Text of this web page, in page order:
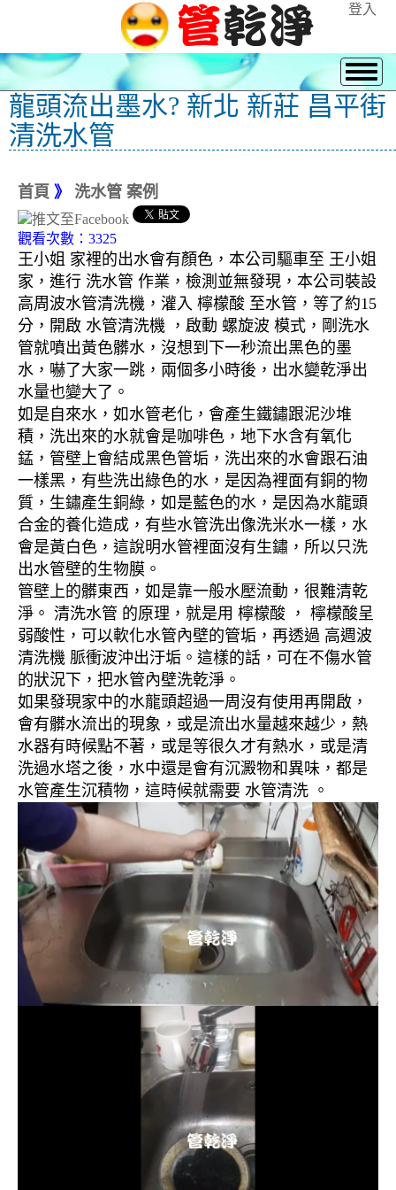
登入
龍頭流出墨水? 新北 新莊 昌平街
清洗水管
首頁 》 洗水管 案例
觀看次數：3325
王小姐 家裡的出水會有顏色，本公司驅車至 王小姐
家，進行 洗水管 作業，檢測並無發現，本公司裝設
高周波水管清洗機，灌入 檸檬酸 至水管，等了約15
分，開啟 水管清洗機 ，啟動 螺旋波 模式，剛洗水
管就噴出黃色髒水，沒想到下一秒流出黑色的墨
水，嚇了大家一跳，兩個多小時後，出水變乾淨出
水量也變大了。
如是自來水，如水管老化，會產生鐵鏽跟泥沙堆
積，洗出來的水就會是咖啡色，地下水含有氧化
錳，管壁上會結成黑色管垢，洗出來的水會跟石油
一樣黑，有些洗出綠色的水，是因為裡面有銅的物
質，生鏽產生銅綠，如是藍色的水，是因為水龍頭
合金的養化造成，有些水管洗出像洗米水一樣，水
會是黃白色，這說明水管裡面沒有生鏽，所以只洗
出水管壁的生物膜。
管壁上的髒東西，如是靠一般水壓流動，很難清乾
淨。 清洗水管 的原理，就是用 檸檬酸 ， 檸檬酸呈
弱酸性，可以軟化水管內壁的管垢，再透過 高週波
清洗機 脈衝波沖出汙垢。這樣的話，可在不傷水管
的狀況下，把水管內壁洗乾淨。
如果發現家中的水龍頭超過一周沒有使用再開啟，
會有髒水流出的現象，或是流出水量越來越少，熱
水器有時候點不著，或是等很久才有熱水，或是清
洗過水塔之後，水中還是會有沉澱物和異味，都是
水管產生沉積物，這時候就需要 水管清洗 。